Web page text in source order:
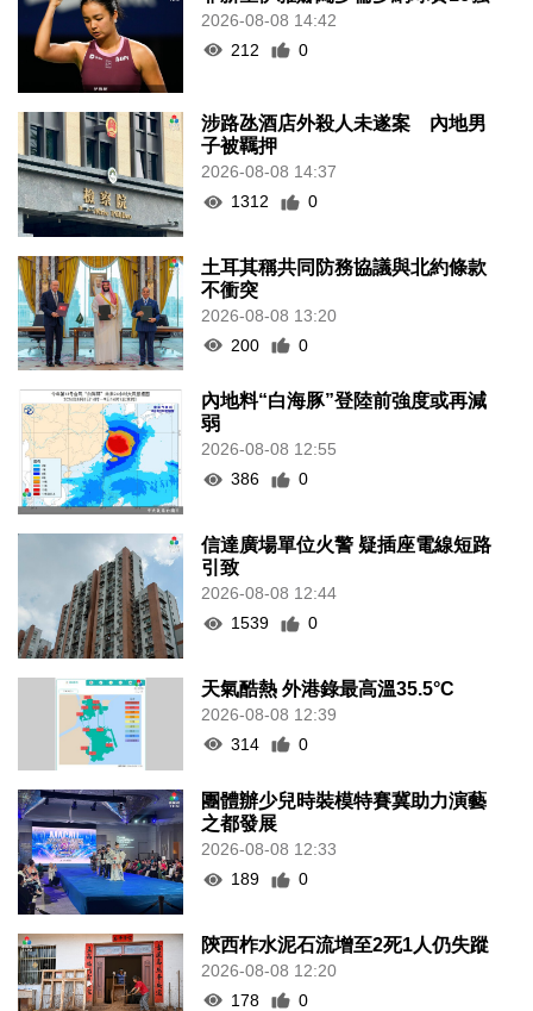
2026-08-08 14:42
212
0
涉路氹酒店外殺人未遂案 內地男
子被羈押
2026-08-08 14:37
1312
0
土耳其稱共同防務協議與北約條款
不衝突
2026-08-08 13:20
200
0
內地料“白海豚”登陸前強度或再減
弱
2026-08-08 12:55
386
0
信達廣場單位火警 疑插座電線短路
引致
2026-08-08 12:44
1539
0
天氣酷熱 外港錄最高溫35.5°C
2026-08-08 12:39
314
0
團體辦少兒時裝模特賽冀助力演藝
之都發展
2026-08-08 12:33
189
0
陝西柞水泥石流增至2死1人仍失蹤
2026-08-08 12:20
178
0